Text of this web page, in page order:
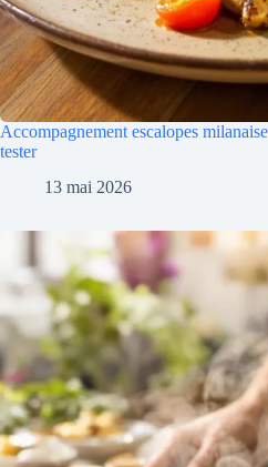
Accompagnement escalopes
tester
13 mai 2026